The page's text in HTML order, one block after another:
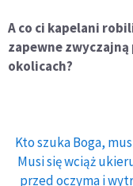
A co ci kapelani
zapewne
okolicach?
Kto szuka Boga,
Musi się wciąż
przed oczyma i